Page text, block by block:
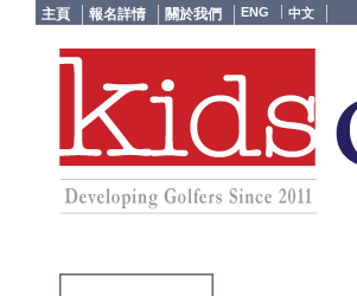
主頁 報名詳情 關於我們 ENG 中文